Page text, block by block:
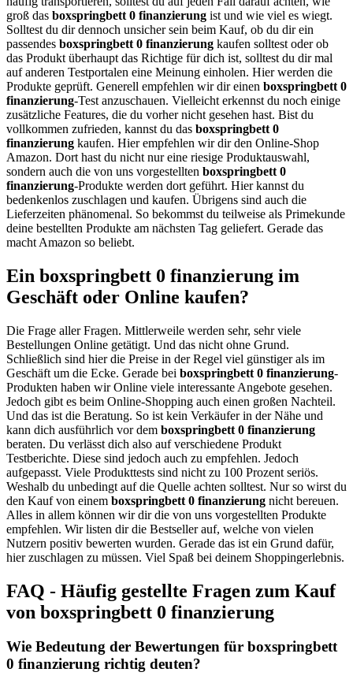
groß das boxspringbett 0 finanzierung ist und wie viel es wiegt.
Solltest du dir dennoch unsicher sein beim Kauf, ob du dir ein
passendes boxspringbett 0 finanzierung kaufen solltest oder ob
das Produkt überhaupt das Richtige für dich ist, solltest du dir mal
auf anderen Testportalen eine Meinung einholen. Hier werden die
Produkte geprüft. Generell empfehlen wir dir einen boxspringbett 0
finanzierung-Test anzuschauen. Vielleicht erkennst du noch einige
zusätzliche Features, die du vorher nicht gesehen hast. Bist du
vollkommen zufrieden, kannst du das boxspringbett 0
finanzierung kaufen. Hier empfehlen wir dir den Online-Shop
Amazon. Dort hast du nicht nur eine riesige Produktauswahl,
sondern auch die von uns vorgestellten boxspringbett 0
finanzierung-Produkte werden dort geführt. Hier kannst du
bedenkenlos zuschlagen und kaufen. Übrigens sind auch die
Lieferzeiten phänomenal. So bekommst du teilweise als Primekunde
deine bestellten Produkte am nächsten Tag geliefert. Gerade das
macht Amazon so beliebt.
Ein boxspringbett 0 finanzierung im
Geschäft oder Online kaufen?
Die Frage aller Fragen. Mittlerweile werden sehr, sehr viele
Bestellungen Online getätigt. Und das nicht ohne Grund.
Schließlich sind hier die Preise in der Regel viel günstiger als im
Geschäft um die Ecke. Gerade bei boxspringbett 0 finanzierung-
Produkten haben wir Online viele interessante Angebote gesehen.
Jedoch gibt es beim Online-Shopping auch einen großen Nachteil.
Und das ist die Beratung. So ist kein Verkäufer in der Nähe und
kann dich ausführlich vor dem boxspringbett 0 finanzierung
beraten. Du verlässt dich also auf verschiedene Produkt
Testberichte. Diese sind jedoch auch zu empfehlen. Jedoch
aufgepasst. Viele Produkttests sind nicht zu 100 Prozent seriös.
Weshalb du unbedingt auf die Quelle achten solltest. Nur so wirst du
den Kauf von einem boxspringbett 0 finanzierung nicht bereuen.
Alles in allem können wir dir die von uns vorgestellten Produkte
empfehlen. Wir listen dir die Bestseller auf, welche von vielen
Nutzern positiv bewerten wurden. Gerade das ist ein Grund dafür,
hier zuschlagen zu müssen. Viel Spaß bei deinem Shoppingerlebnis.
FAQ - Häufig gestellte Fragen zum Kauf
von boxspringbett 0 finanzierung
Wie Bedeutung der Bewertungen für boxspringbett
0 finanzierung richtig deuten?